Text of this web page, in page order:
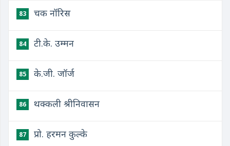
83 चक नॉरिस
84 टी.के. उम्मन
85 के.जी. जॉर्ज
86 थक्कली श्रीनिवासन
87 प्रो. हरमन कुल्के